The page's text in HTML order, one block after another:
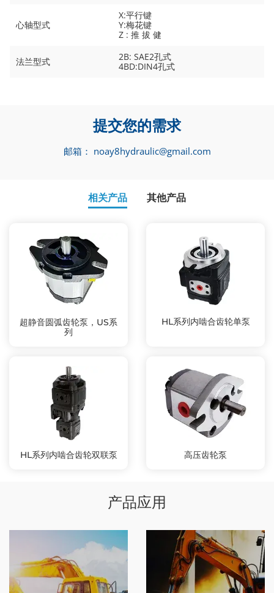
心轴型式
X:平行键
Y:梅花键
Z : 推 拔 健
法兰型式
2B: SAE2孔式
4BD:DIN4孔式
提交您的需求
邮箱： noay8hydraulic@gmail.com
相关产品 其他产品
超静音圆弧齿轮泵，US系
列
HL系列内啮合齿轮单泵
HL系列内啮合齿轮双联泵 高压齿轮泵
产品应用